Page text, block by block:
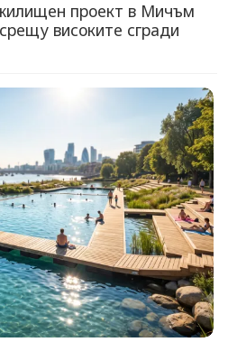
проект в Мичъм
високите сгради